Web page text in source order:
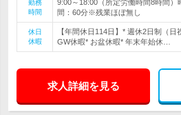
勤務
時間
9:00～18:00（所定労働時間8時間
間：60分※残業ほぼ無し
休日
休暇
【年間休日114日】* 週休2日制（
GW休暇* お盆休暇* 年末年始休…
求人詳細を見る